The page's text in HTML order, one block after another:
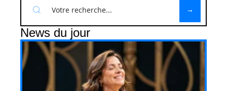
News du jour